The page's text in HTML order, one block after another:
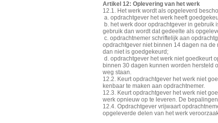
Artikel 12: Oplevering van het werk
12.1. Het werk wordt als opgeleverd
a. opdrachtgever het werk heeft
b. het werk door opdrachtgever in gebruik
gebruik dan wordt dat gedeelte als
c. opdrachtnemer schriftelijk aan
opdrachtgever niet binnen 14 dagen na
dan niet is goedgekeurd;
d. opdrachtgever het werk niet goedkeurt
binnen 30 dagen kunnen worden hersteld
weg staan.
12.2. Keurt opdrachtgever het werk niet
kenbaar te maken aan opdrachtnemer.
12.3. Keurt opdrachtgever het werk niet
werk opnieuw op te leveren. De
12.4. Opdrachtgever vrijwaart
opgeleverde delen van het werk